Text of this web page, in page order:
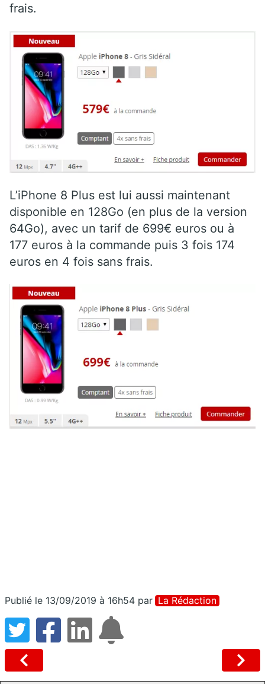
frais.
L’iPhone 8 Plus est lui aussi maintenant
disponible en 128Go (en plus de la version
64Go), avec un tarif de 699€ euros ou à
177 euros à la commande puis 3 fois 174
euros en 4 fois sans frais.
Publié le 13/09/2019 à 16h54 par La Rédaction